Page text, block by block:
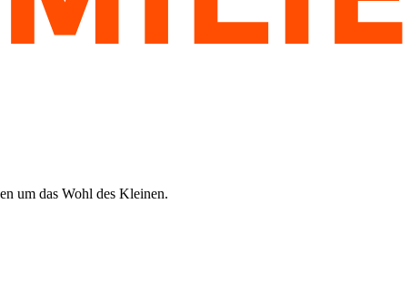
um das Wohl des Kleinen.